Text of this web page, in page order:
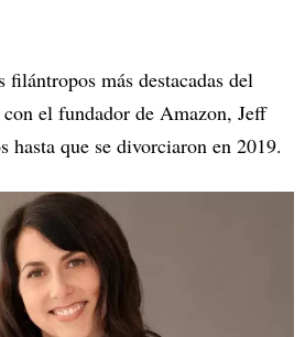
filántropos más destacadas del
el fundador de Amazon, Jeff
hasta que se divorciaron en 2019.